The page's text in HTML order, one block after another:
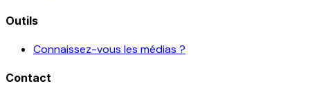
Outils
Connaissez-vous les médias ?
Contact